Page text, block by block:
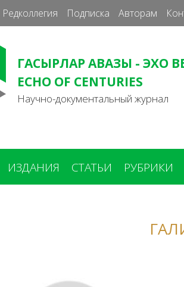
Редколлегия Подписка Авторам
ГАСЫРЛАР АВАЗЫ - ЭХО
ECHO OF CENTURIES
Научно-документальный журнал
ИЗДАНИЯ СТАТЬИ РУБРИКИ